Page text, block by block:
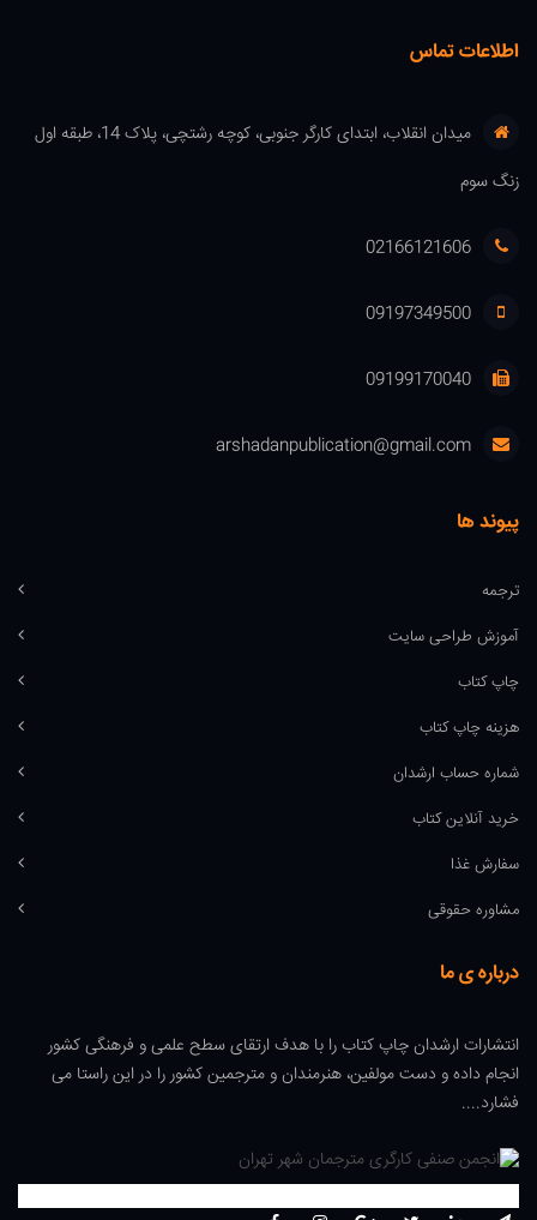
اطلاعات تماس
میدان انقلاب، ابتدای کارگر جنوبی، کوچه رشتچی، پلاک 14، طبقه اول
زنگ سوم
02166121606
09197349500
09199170040
arshadanpublication@gmail.com
پیوند ها
ترجمه
آموزش طراحی سایت
چاپ کتاب
هزینه چاپ کتاب
شماره حساب ارشدان
خرید آنلاین کتاب
سفارش غذا
مشاوره حقوقی
درباره ی ما
انتشارات ارشدان چاپ کتاب را با هدف ارتقای سطح علمی و فرهنگی کشور
انجام داده و دست مولفین، هنرمندان و مترجمین کشور را در این راستا می
فشارد....